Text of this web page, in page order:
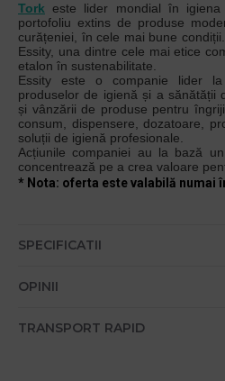
Tork este lider mondial în
portofoliu extins de produse
curățeniei, în cele mai bune condiții.
Essity, una dintre cele mai etice
etalon în sustenabilitate.
Essity este o companie lider
produselor de igienă și a sănătății
și vânzării de produse pentru
consum, dispensere, dozatoare,
soluții de igienă profesionale.
Acțiunile companiei au la bază
concentrează pe a crea valoare
* Nota: oferta este valabilă numai
SPECIFICATII
OPINII
TRANSPORT RAPID